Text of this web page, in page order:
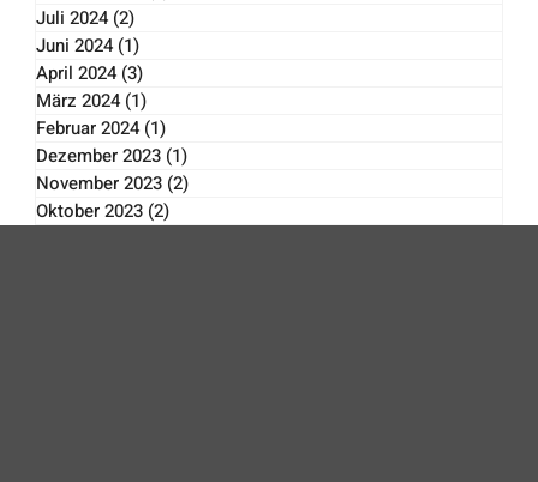
Oktober 2024
Juli 2024(2)2 Beiträge
Juni 2024 (1)1 Beitrag
April 2024 (3)3 Beiträge
März 2024(1)1 Beitrag
Februar 2024(1) 1 Beitrag
Dezember 2023 (1)1 Beitrag
November 2023(2)2 Beiträge